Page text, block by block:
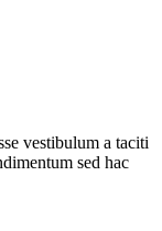
vestibulum a taciti
sed hac